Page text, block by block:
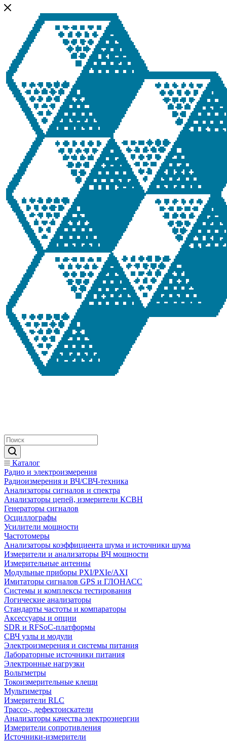
Каталог
Радио и электроизмерения
Радиоизмерения и ВЧ/СВЧ-техника
Анализаторы сигналов и спектра
Анализаторы цепей, измерители КСВН
Генераторы сигналов
Осциллографы
Усилители мощности
Частотомеры
Анализаторы коэффициента шума и источники шума
Измерители и анализаторы ВЧ мощности
Измерительные антенны
Модульные приборы PXI/PXIe/AXI
Имитаторы сигналов GPS и ГЛОНАСС
Системы и комплексы тестирования
Логические анализаторы
Стандарты частоты и компараторы
Аксессуары и опции
SDR и RFSoC‑платформы
СВЧ узлы и модули
Электроизмерения и системы питания
Лабораторные источники питания
Электронные нагрузки
Вольтметры
Токоизмерительные клещи
Мультиметры
Измерители RLC
Трассо-, дефектоискатели
Анализаторы качества электроэнергии
Измерители сопротивления
Источники-измерители